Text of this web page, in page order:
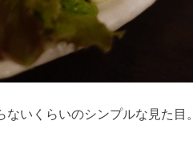
いくらいのシンプルな見た目。